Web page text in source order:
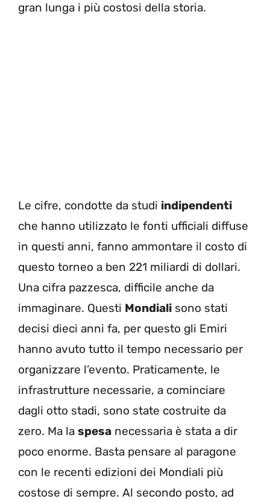
gran lunga i più costosi della storia.
Le cifre, condotte da studi indipendenti
che hanno utilizzato le fonti ufficiali diffuse
in questi anni, fanno ammontare il costo di
questo torneo a ben 221 miliardi di dollari.
Una cifra pazzesca, difficile anche da
immaginare. Questi Mondiali sono stati
decisi dieci anni fa, per questo gli Emiri
hanno avuto tutto il tempo necessario per
organizzare l’evento. Praticamente, le
infrastrutture necessarie, a cominciare
dagli otto stadi, sono state costruite da
zero. Ma la spesa necessaria è stata a dir
poco enorme. Basta pensare al paragone
con le recenti edizioni dei Mondiali più
costose di sempre. Al secondo posto, ad